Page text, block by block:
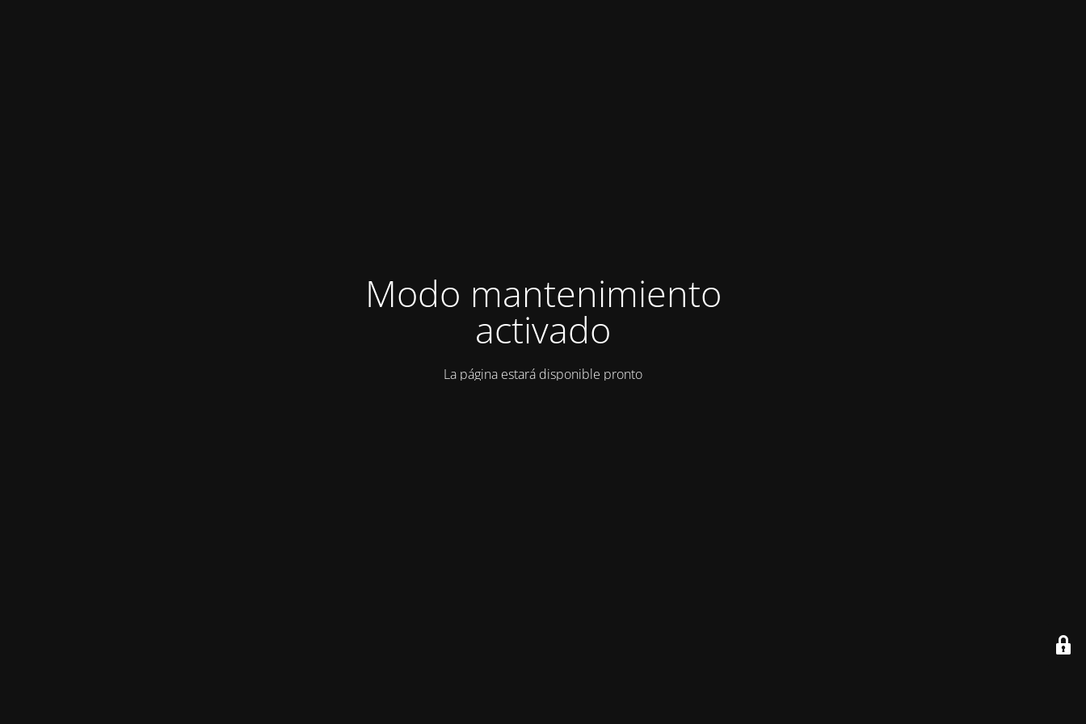
Modo mantenimiento
activado
La página estará disponible pronto